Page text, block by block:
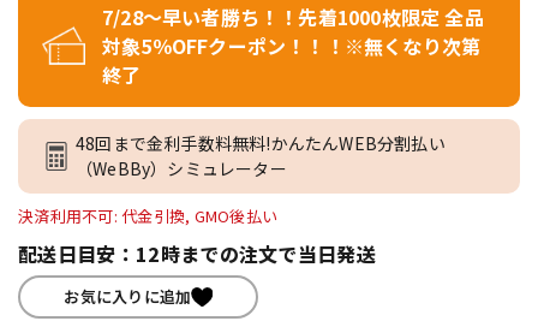
7/28～早い者勝ち！！先着1000枚限定 全品
対象5％OFFクーポン！！！※無くなり次第
終了
48回まで金利手数料無料!かんたんWEB分割払い
（WeBBy）シミュレーター
決済利用不可: 代金引換, GMO後払い
配送日目安：12時までの注文で当日発送
お気に入りに追加